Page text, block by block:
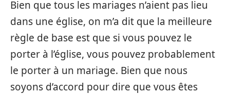
Bien que tous les mariages n’aient pas lieu
dans une église, on m’a dit que la meilleure
règle de base est que si vous pouvez le
porter à l’église, vous pouvez probablement
le porter à un mariage. Bien que nous
soyons d’accord pour dire que vous êtes